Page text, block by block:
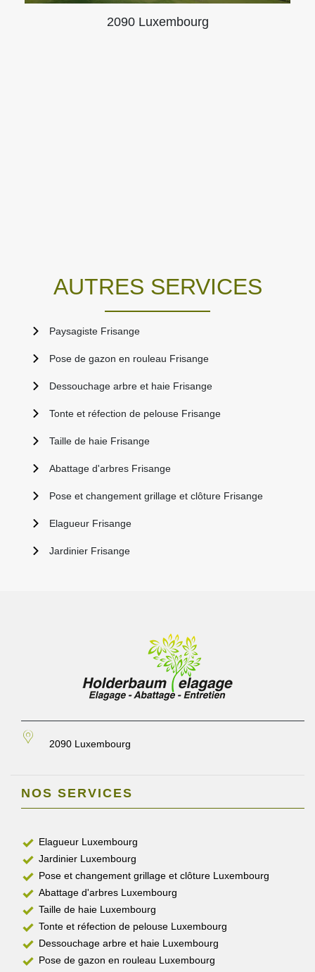
2090 Luxembourg
AUTRES SERVICES
Paysagiste Frisange
Pose de gazon en rouleau Frisange
Dessouchage arbre et haie Frisange
Tonte et réfection de pelouse Frisange
Taille de haie Frisange
Abattage d'arbres Frisange
Pose et changement grillage et clôture Frisange
Elagueur Frisange
Jardinier Frisange
2090 Luxembourg
NOS SERVICES
Elagueur Luxembourg
Jardinier Luxembourg
Pose et changement grillage et clôture Luxembourg
Abattage d'arbres Luxembourg
Taille de haie Luxembourg
Tonte et réfection de pelouse Luxembourg
Dessouchage arbre et haie Luxembourg
Pose de gazon en rouleau Luxembourg